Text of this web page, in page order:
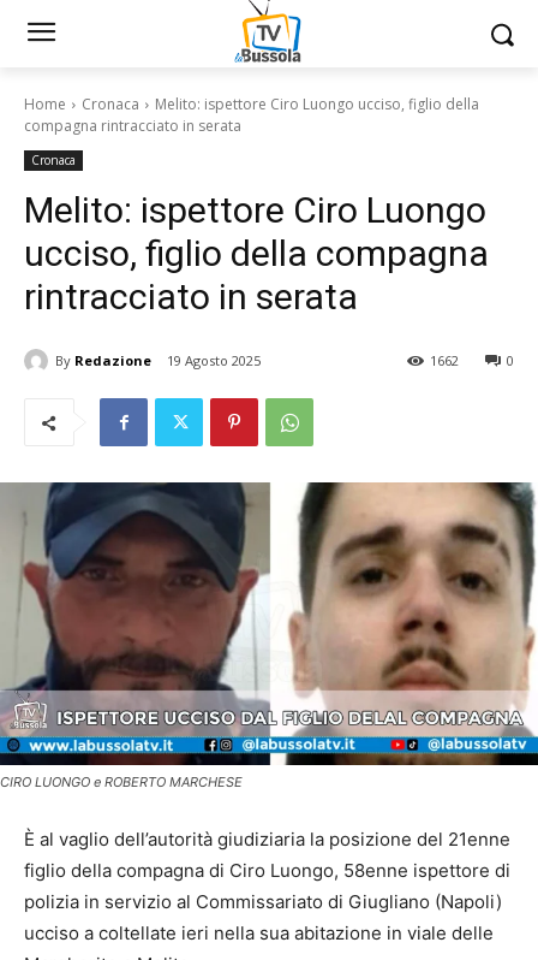
Home Cronaca
Melito: ispettore Ciro Luongo ucciso, figlio della
compagna rintracciato in serata
Cronaca
Melito: ispettore Ciro Luongo
ucciso, figlio della compagna
rintracciato in serata
By Redazione 19 Agosto 2025 0
1662
CIRO LUONGO e ROBERTO MARCHESE
È al vaglio dell’autorità giudiziaria la posizione del 21enne
figlio della compagna di Ciro Luongo, 58enne ispettore di
polizia in servizio al Commissariato di Giugliano (Napoli)
ucciso a coltellate ieri nella sua abitazione in viale delle